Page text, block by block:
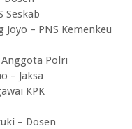
Seskab
Joyo – PNS Kemenkeu
Anggota Polri
– Jaksa
KPK
– Dosen